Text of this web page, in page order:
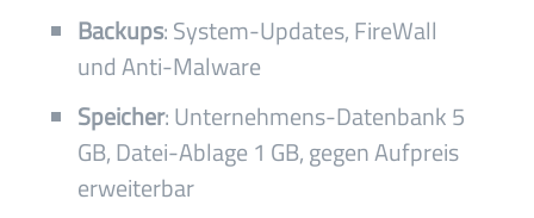
Backups: System-Updates, FireWall
und Anti-Malware
Speicher: Unternehmens-Datenbank 5
GB, Datei-Ablage 1 GB, gegen Aufpreis
erweiterbar